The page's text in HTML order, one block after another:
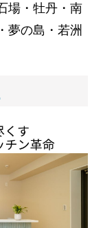
場・牡丹・南
夢の島・若洲